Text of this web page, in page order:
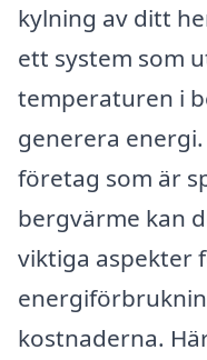
kylning av ditt
ett system som
temperaturen i
generera
företag som är
bergvärme kan
viktiga aspekter
kostnaderna.